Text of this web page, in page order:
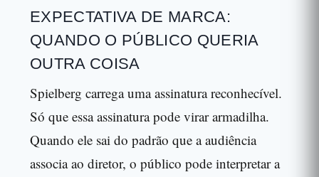
EXPECTATIVA DE MARCA:
QUANDO O PÚBLICO QUERIA
OUTRA COISA
Spielberg carrega uma assinatura reconhecível.
Só que essa assinatura pode virar armadilha.
Quando ele sai do padrão que a audiência
associa ao diretor, o público pode interpretar a